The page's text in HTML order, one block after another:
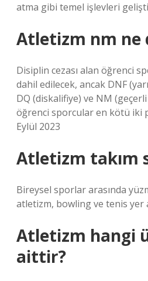
atma gibi temel işlevleri
Atletizm nm ne
Disiplin cezası alan öğrenci
dahil edilecek, ancak DNF
DQ (diskalifiye) ve NM
öğrenci sporcular en kötü iki
Eylül 2023
Atletizm takım
Bireysel sporlar arasında
atletizm, bowling ve tenis yer
Atletizm hangi
aittir?